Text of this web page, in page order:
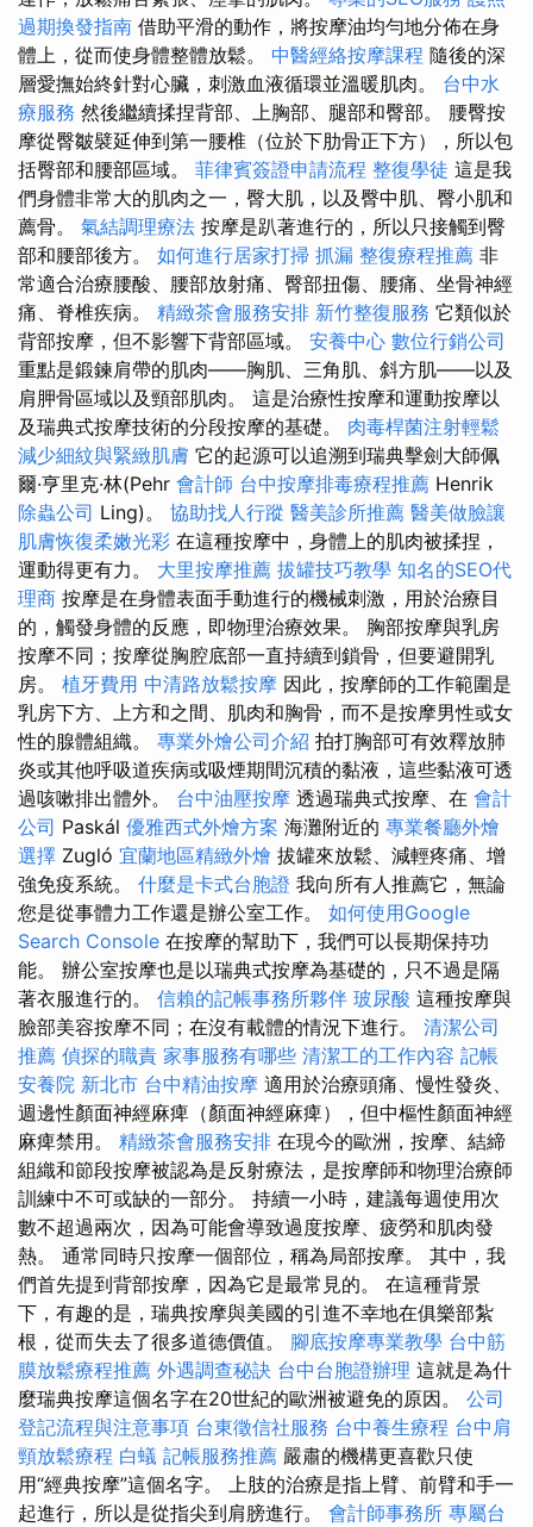
過期換發指南 借助平滑的動作，將按摩油均勻地分佈在身
體上，從而使身體整體放鬆。 中醫經絡按摩課程 隨後的深
層愛撫始終針對心臟，刺激血液循環並溫暖肌肉。 台中水
療服務 然後繼續揉捏背部、上胸部、腿部和臀部。 腰臀按
摩從臀皺襞延伸到第一腰椎（位於下肋骨正下方），所以包
括臀部和腰部區域。 菲律賓簽證申請流程 整復學徒 這是我
們身體非常大的肌肉之一，臀大肌，以及臀中肌、臀小肌和
薦骨。 氣結調理療法 按摩是趴著進行的，所以只接觸到臀
部和腰部後方。 如何進行居家打掃 抓漏 整復療程推薦 非
常適合治療腰酸、腰部放射痛、臀部扭傷、腰痛、坐骨神經
痛、脊椎疾病。 精緻茶會服務安排 新竹整復服務 它類似於
背部按摩，但不影響下背部區域。 安養中心 數位行銷公司
重點是鍛鍊肩帶的肌肉——胸肌、三角肌、斜方肌——以及
肩胛骨區域以及頸部肌肉。 這是治療性按摩和運動按摩以
及瑞典式按摩技術的分段按摩的基礎。 肉毒桿菌注射輕鬆
減少細紋與緊緻肌膚 它的起源可以追溯到瑞典擊劍大師佩
爾·亨里克·林(Pehr 會計師 台中按摩排毒療程推薦 Henrik
除蟲公司 Ling)。 協助找人行蹤 醫美診所推薦 醫美做臉讓
肌膚恢復柔嫩光彩 在這種按摩中，身體上的肌肉被揉捏，
運動得更有力。 大里按摩推薦 拔罐技巧教學 知名的SEO代
理商 按摩是在身體表面手動進行的機械刺激，用於治療目
的，觸發身體的反應，即物理治療效果。 胸部按摩與乳房
按摩不同；按摩從胸腔底部一直持續到鎖骨，但要避開乳
房。 植牙費用 中清路放鬆按摩 因此，按摩師的工作範圍是
乳房下方、上方和之間、肌肉和胸骨，而不是按摩男性或女
性的腺體組織。 專業外燴公司介紹 拍打胸部可有效釋放肺
炎或其他呼吸道疾病或吸煙期間沉積的黏液，這些黏液可透
過咳嗽排出體外。 台中油壓按摩 透過瑞典式按摩、在 會計
公司 Paskál 優雅西式外燴方案 海灘附近的 專業餐廳外燴
選擇 Zugló 宜蘭地區精緻外燴 拔罐來放鬆、減輕疼痛、增
強免疫系統。 什麼是卡式台胞證 我向所有人推薦它，無論
您是從事體力工作還是辦公室工作。 如何使用Google
Search Console 在按摩的幫助下，我們可以長期保持功
能。 辦公室按摩也是以瑞典式按摩為基礎的，只不過是隔
著衣服進行的。 信賴的記帳事務所夥伴 玻尿酸 這種按摩與
臉部美容按摩不同；在沒有載體的情況下進行。 清潔公司
推薦 偵探的職責 家事服務有哪些 清潔工的工作內容 記帳
安養院 新北市 台中精油按摩 適用於治療頭痛、慢性發炎、
週邊性顏面神經麻痺（顏面神經麻痺），但中樞性顏面神經
麻痺禁用。 精緻茶會服務安排 在現今的歐洲，按摩、結締
組織和節段按摩被認為是反射療法，是按摩師和物理治療師
訓練中不可或缺的一部分。 持續一小時，建議每週使用次
數不超過兩次，因為可能會導致過度按摩、疲勞和肌肉發
熱。 通常同時只按摩一個部位，稱為局部按摩。 其中，我
們首先提到背部按摩，因為它是最常見的。 在這種背景
下，有趣的是，瑞典按摩與美國的引進不幸地在俱樂部紮
根，從而失去了很多道德價值。 腳底按摩專業教學 台中筋
膜放鬆療程推薦 外遇調查秘訣 台中台胞證辦理 這就是為什
麼瑞典按摩這個名字在20世紀的歐洲被避免的原因。 公司
登記流程與注意事項 台東徵信社服務 台中養生療程 台中肩
頸放鬆療程 白蟻 記帳服務推薦 嚴肅的機構更喜歡只使
用“經典按摩”這個名字。 上肢的治療是指上臂、前臂和手一
起進行，所以是從指尖到肩膀進行。 會計師事務所 專屬台